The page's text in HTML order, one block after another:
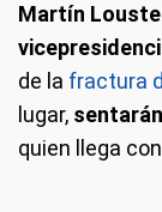
Martín
de la fractura
lugar,
quien llega